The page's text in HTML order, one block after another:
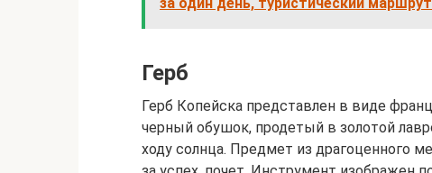
Герб
Герб Копейска представлен в виде
черный обушок, продетый в золотой
ходу солнца. Предмет из драгоценного